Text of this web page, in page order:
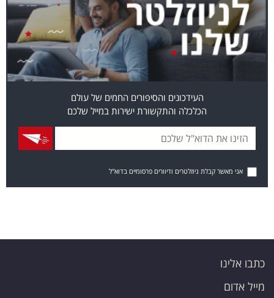
העידכונים והסיפורים החמים של עולם
הכלכלה והתקשורת ישירות במייל שלכם
אני מאשר קבלת ניוזלטרים ודיוורים פרסומיים בדוא"ל
כתבו אלינו
מייל אדום